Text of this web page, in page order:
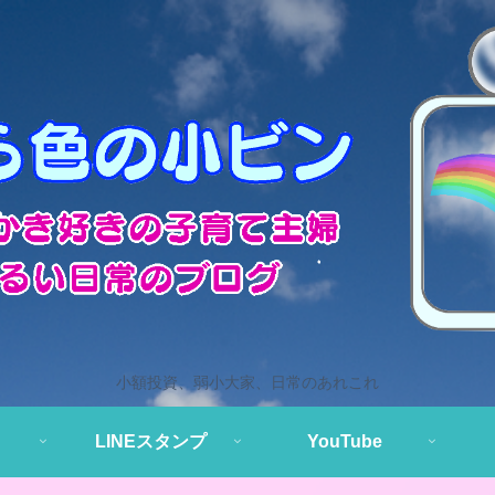
小額投資、弱小大家、日常のあれこれ
LINEスタンプ YouTube